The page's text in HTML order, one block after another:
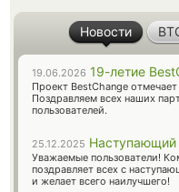
Новости
19.06.2026 19-летие
Проект BestChange
Поздравляем всех наших
пользователей.
25.12.2025 Наступающий
Уважаемые пользователи!
поздравляет всех с
и желает всего наилучшего!